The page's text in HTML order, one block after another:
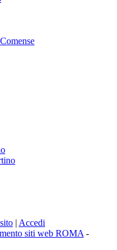
| Accedi
siti web ROMA -